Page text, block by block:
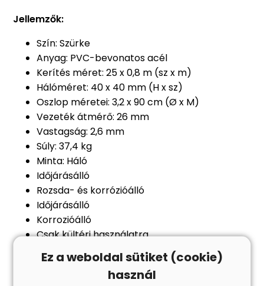
Jellemzők:
Szín: Szürke
Anyag: PVC-bevonatos acél
Kerítés méret: 25 x 0,8 m (sz x m)
Hálóméret: 40 x 40 mm (H x sz)
Oszlop méretei: 3,2 x 90 cm (Ø x M)
Vezeték átmérő: 26 mm
Vastagság: 2,6 mm
Súly: 37,4 kg
Minta: Háló
Időjárásálló
Rozsda- és korrózióálló
Időjárásálló
Korrozióálló
Csak kültéri használatra
Összeszerelés szükséges: Igen
A csomag tartalma:
1 db Hegesztett drótkerítés: 25 x 0,8 m (Sz x
Ez a weboldal sütiket (cookie)
használ